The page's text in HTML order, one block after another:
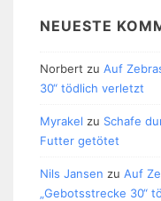
NEUESTE
Norbert zu Auf
30“ tödlich verletzt
Myrakel zu Schafe
Futter getötet
Nils Jansen zu Auf
„Gebotsstrecke 30“